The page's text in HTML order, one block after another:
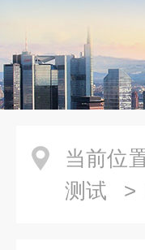
当前位
测试
>